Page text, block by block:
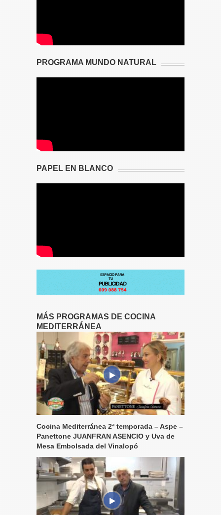
PROGRAMA MUNDO NATURAL
PAPEL EN BLANCO
MÁS PROGRAMAS DE COCINA
MEDITERRÁNEA
Cocina Mediterránea 2ª temporada – Aspe –
Panettone JUANFRAN ASENCIO y Uva de
Mesa Embolsada del Vinalopó